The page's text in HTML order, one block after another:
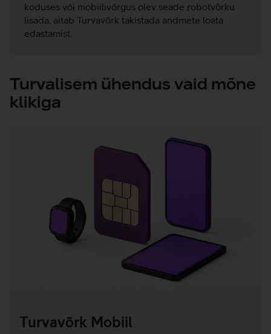
koduses või mobiilivõrgus olev seade robotvõrku
lisada, aitab Turvavõrk takistada andmete loata
edastamist.
Turvalisem ühendus vaid mõne
klikiga
Turvavõrk Mobiil